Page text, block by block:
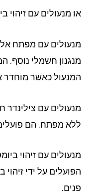
מנעולים עם זיהוי
עם מפתח
חשמלי נוסף.
כאשר מוחדר
עם צילינדר
מפתח. הם פועלים על
עם זיהוי
על ידי זיהוי